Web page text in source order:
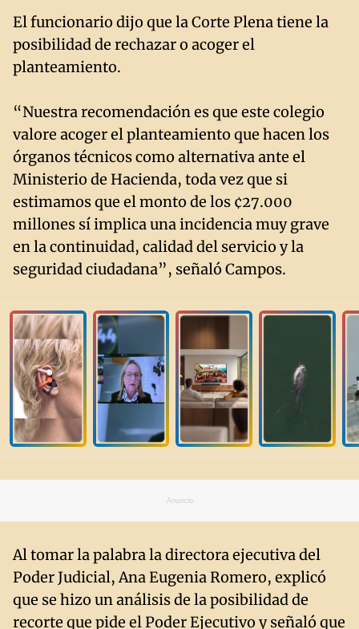
El funcionario dijo que la Corte Plena tiene la
posibilidad de rechazar o acoger el
planteamiento.
“Nuestra recomendación es que este colegio
valore acoger el planteamiento que hacen los
órganos técnicos como alternativa ante el
Ministerio de Hacienda, toda vez que si
estimamos que el monto de los ¢27.000
millones sí implica una incidencia muy grave
en la continuidad, calidad del servicio y la
seguridad ciudadana”, señaló Campos.
Anuncio
Al tomar la palabra la directora ejecutiva del
Poder Judicial, Ana Eugenia Romero, explicó
que se hizo un análisis de la posibilidad de
recorte que pide el Poder Ejecutivo y señaló que